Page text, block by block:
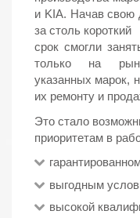
и KIA. Начав свою
за столь короткий
срок смогли
только на
указанных марок,
их ремонту и
Это стало
приоритетам в
выгодным
высокой